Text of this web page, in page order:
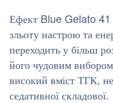
Ефект Blue Gelato 41
зльоту настрою та
переходить у більш
його чудовим
високий вміст ТГК,
седативної складової.